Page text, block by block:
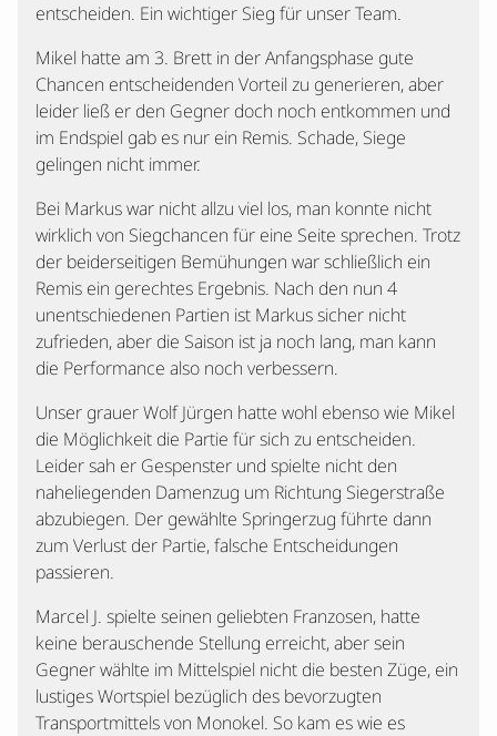
entscheiden. Ein wichtiger Sieg für unser Team.
Mikel hatte am 3. Brett in der Anfangsphase gute
Chancen entscheidenden Vorteil zu generieren, aber
leider ließ er den Gegner doch noch entkommen und
im Endspiel gab es nur ein Remis. Schade, Siege
gelingen nicht immer.
Bei Markus war nicht allzu viel los, man konnte nicht
wirklich von Siegchancen für eine Seite sprechen. Trotz
der beiderseitigen Bemühungen war schließlich ein
Remis ein gerechtes Ergebnis. Nach den nun 4
unentschiedenen Partien ist Markus sicher nicht
zufrieden, aber die Saison ist ja noch lang, man kann
die Performance also noch verbessern.
Unser grauer Wolf Jürgen hatte wohl ebenso wie Mikel
die Möglichkeit die Partie für sich zu entscheiden.
Leider sah er Gespenster und spielte nicht den
naheliegenden Damenzug um Richtung Siegerstraße
abzubiegen. Der gewählte Springerzug führte dann
zum Verlust der Partie, falsche Entscheidungen
passieren.
Marcel J. spielte seinen geliebten Franzosen, hatte
keine berauschende Stellung erreicht, aber sein
Gegner wählte im Mittelspiel nicht die besten Züge, ein
lustiges Wortspiel bezüglich des bevorzugten
Transportmittels von Monokel. So kam es wie es